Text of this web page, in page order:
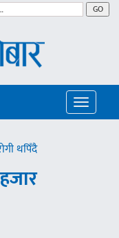
GO
Toggle
थपिँदै